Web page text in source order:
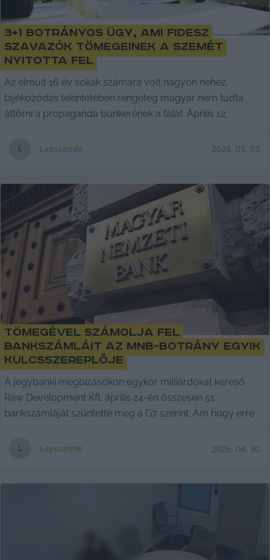
3+1 botrányos ügy, ami Fidesz
szavazók tömegeinek a szemét
nyitotta fel
Az elmúlt 16 év sokak számára volt nagyon nehéz,
tájékozódás tekintetében rengeteg magyar nem tudta
áttörni a propaganda bunkerének a falát. Április 12.
L Lapszemle 2026. 05. 03.
Tömegével számolja fel
bankszámláit az MNB-botrány egyik
kulcsszereplője
A jegybanki megbízásokon egykor milliárdokat kereső
Raw Development Kft. április 24-én összesen 51
bankszámláját szüntette meg a G7 szerint. Ám hogy erre
L Lapszemle 2026. 04. 30.